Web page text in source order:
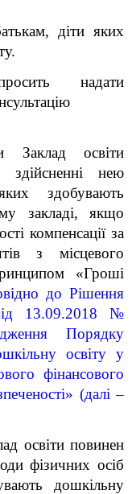
діти яких
надати
освіти
здійсненні нею
здобувають
закладі, якщо
компенсації за
з місцевого
«Гроші
до Рішення
13.09.2018 №
Порядку
освіту у
фінансового
(далі –
освіти повинен
фізичних осіб
дошкільну